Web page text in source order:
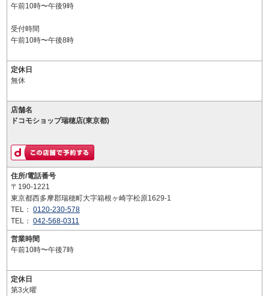
午前10時〜午後9時
受付時間
午前10時〜午後8時
定休日
無休
店舗名
ドコモショップ瑞穂店(東京都)
住所/電話番号
〒190-1221
東京都西多摩郡瑞穂町大字箱根ヶ崎字松原1629-1
TEL： 0120-230-578
TEL： 042-568-0311
営業時間
午前10時〜午後7時
定休日
第3火曜